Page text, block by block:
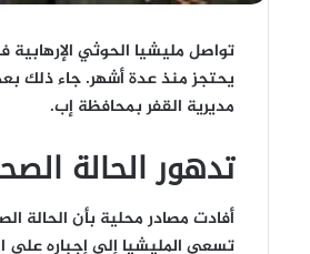
تواصل مليشيا الحوثي
يحتجز منذ عدة أشهر. جاء ذلك
مديرية القفر بمحافظة إب.
تدهور الحالة
أفادت مصادر محلية بأن الحالة